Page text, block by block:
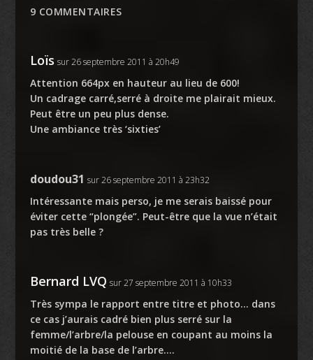
9 COMMENTAIRES
Loïs sur 26 septembre 2011 à 20h49
Attention 664px en hauteur au lieu de 600!
Un cadrage carré,serré à droite me plairait mieux.
Peut être un peu plus dense.
Une ambiance très ‘sixties’
doudou31 sur 26 septembre 2011 à 23h32
Intéressante mais perso, je me serais baissé pour
éviter cette “plongée”. Peut-être que la vue n’était
pas très belle ?
Bernard LVQ sur 27 septembre 2011 à 10h33
Très sympa le rapport entre titre et photo… dans
ce cas j’aurais cadré bien plus serré sur la
femme/l’arbre/la pelouse en coupant au moins la
moitié de la base de l’arbre….